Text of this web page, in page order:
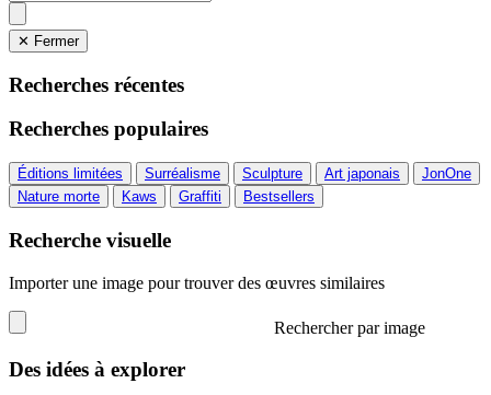
✕ Fermer
Recherches récentes
Recherches populaires
Éditions limitées Surréalisme Sculpture Art japonais
JonOne
Nature morte
Kaws Graffiti Bestsellers
Recherche visuelle
Importer une image pour trouver des œuvres similaires
Rechercher par image
Des idées à explorer